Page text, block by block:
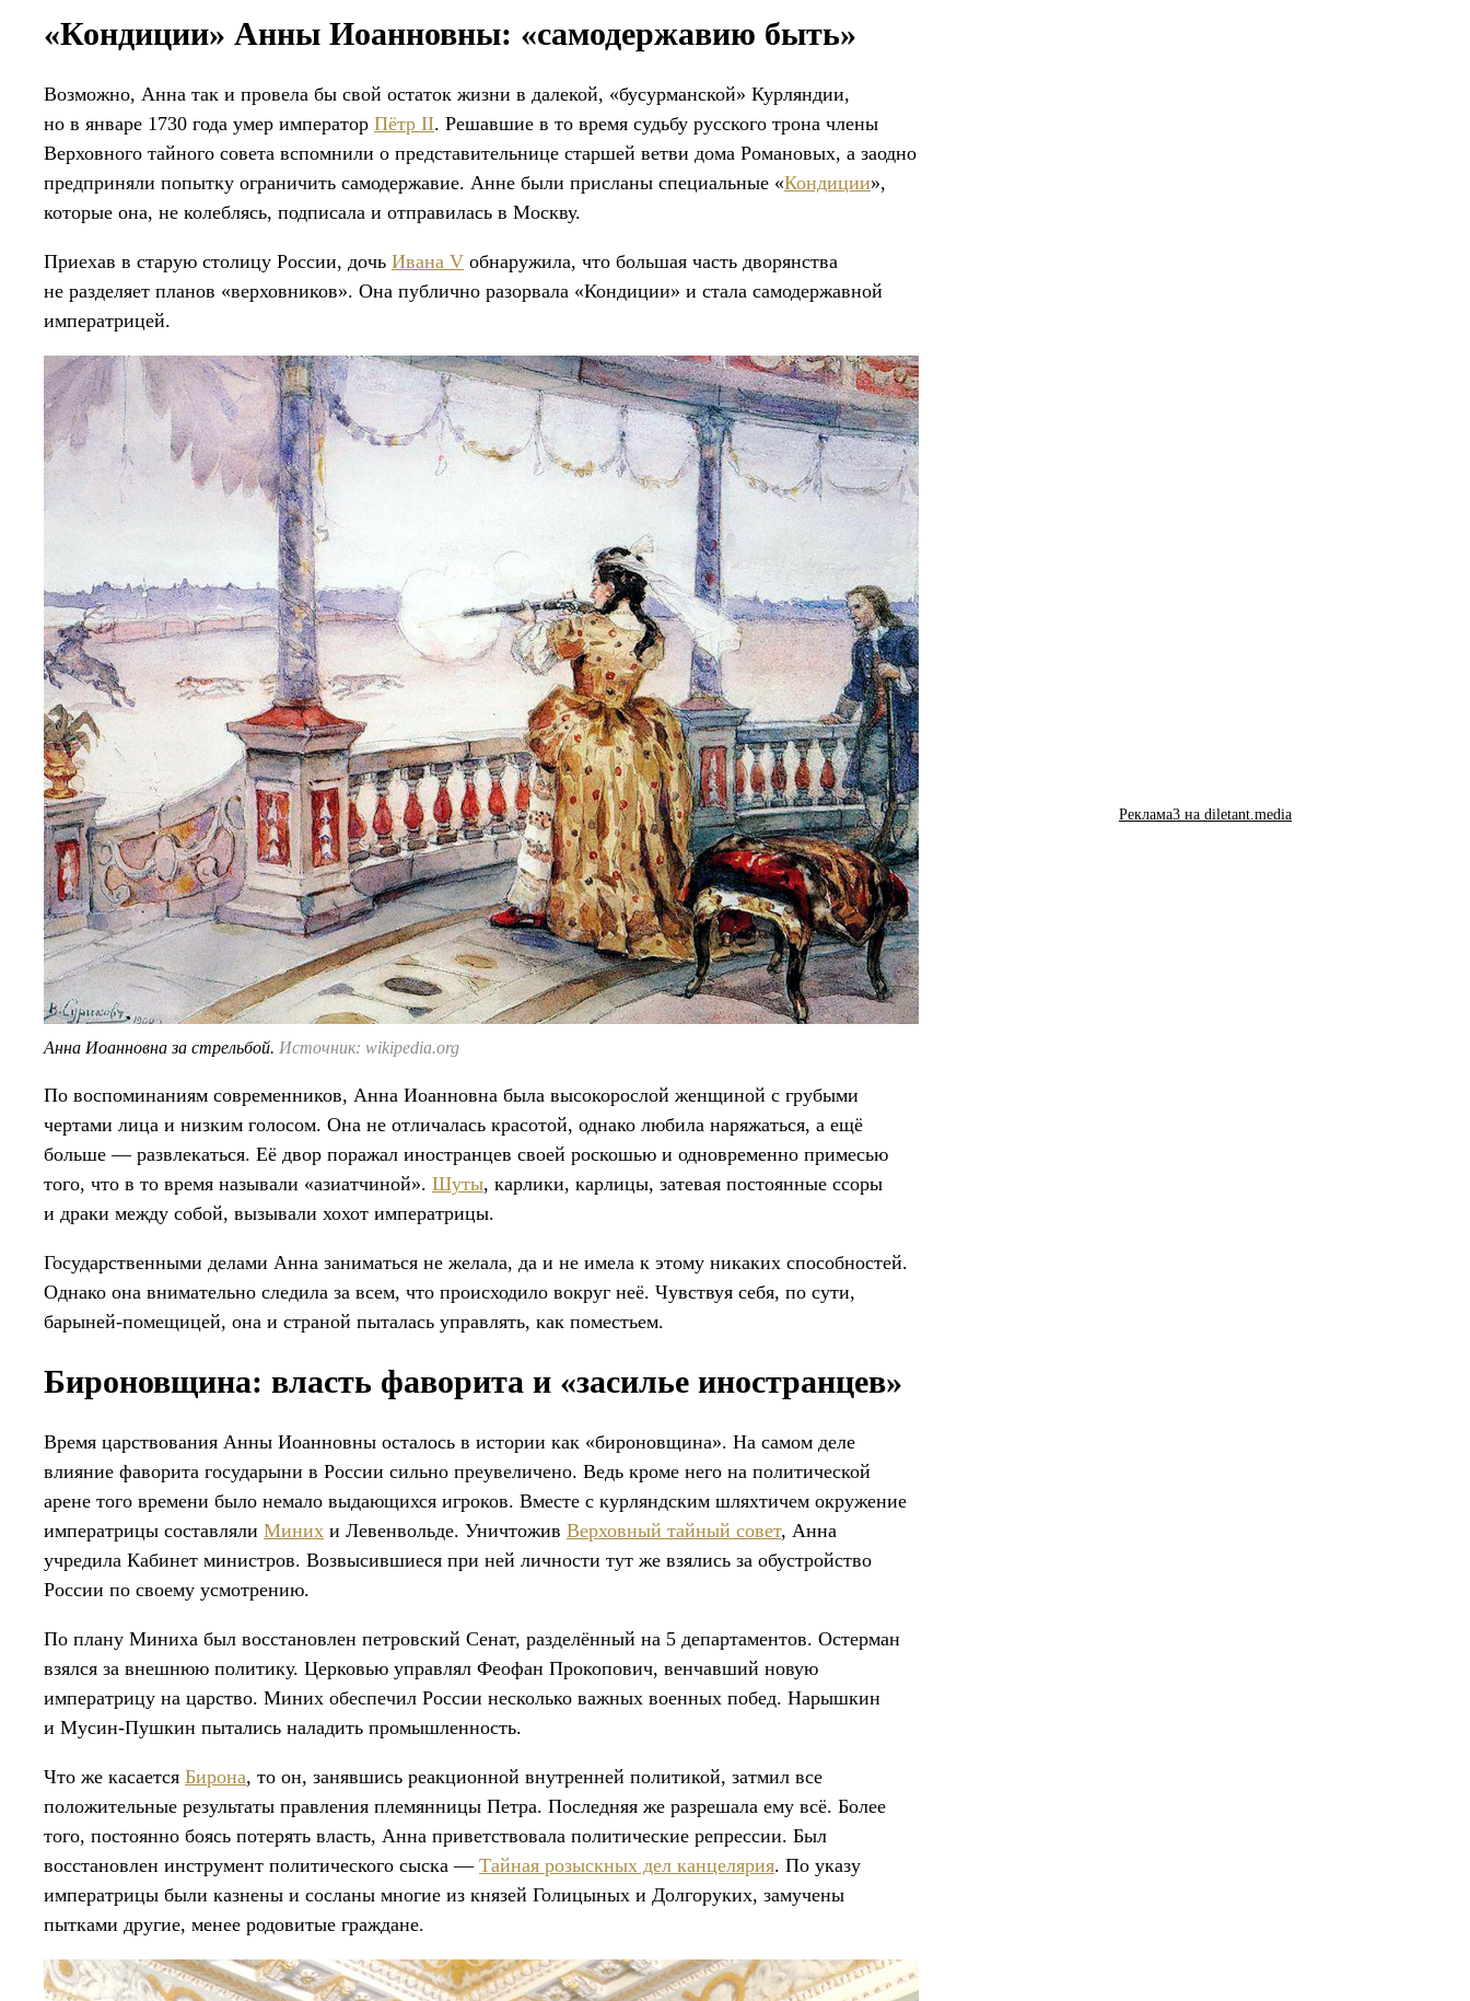
«Кондиции» Анны Иоанновны: «самодержавию быть»
Возможно, Анна так и провела бы свой остаток жизни в далекой, «бусурманской» Курляндии,
но в январе 1730 года умер император Пётр II. Решавшие в то время судьбу русского трона члены
Верховного тайного совета вспомнили о представительнице старшей ветви дома Романовых, а заодно
предприняли попытку ограничить самодержавие. Анне были присланы специальные «Кондиции»,
которые она, не колеблясь, подписала и отправилась в Москву.
Приехав в старую столицу России, дочь Ивана V обнаружила, что большая часть дворянства
не разделяет планов «верховников». Она публично разорвала «Кондиции» и стала самодержавной
императрицей.
Анна Иоанновна за стрельбой. Источник: wikipedia.org
По воспоминаниям современников, Анна Иоанновна была высокорослой женщиной с грубыми
чертами лица и низким голосом. Она не отличалась красотой, однако любила наряжаться, а ещё
больше — развлекаться. Её двор поражал иностранцев своей роскошью и одновременно примесью
того, что в то время называли «азиатчиной». Шуты, карлики, карлицы, затевая постоянные ссоры
и драки между собой, вызывали хохот императрицы.
Государственными делами Анна заниматься не желала, да и не имела к этому никаких способностей.
Однако она внимательно следила за всем, что происходило вокруг неё. Чувствуя себя, по сути,
барыней-помещицей, она и страной пыталась управлять, как поместьем.
Бироновщина: власть фаворита и «засилье иностранцев»
Время царствования Анны Иоанновны осталось в истории как «бироновщина». На самом деле
влияние фаворита государыни в России сильно преувеличено. Ведь кроме него на политической
арене того времени было немало выдающихся игроков. Вместе с курляндским шляхтичем окружение
императрицы составляли Миних и Левенвольде. Уничтожив Верховный тайный совет, Анна
учредила Кабинет министров. Возвысившиеся при ней личности тут же взялись за обустройство
России по своему усмотрению.
По плану Миниха был восстановлен петровский Сенат, разделённый на 5 департаментов. Остерман
взялся за внешнюю политику. Церковью управлял Феофан Прокопович, венчавший новую
императрицу на царство. Миних обеспечил России несколько важных военных побед. Нарышкин
и Мусин-Пушкин пытались наладить промышленность.
Что же касается Бирона, то он, занявшись реакционной внутренней политикой, затмил все
положительные результаты правления племянницы Петра. Последняя же разрешала ему всё. Более
того, постоянно боясь потерять власть, Анна приветствовала политические репрессии. Был
восстановлен инструмент политического сыска — Тайная розыскных дел канцелярия. По указу
императрицы были казнены и сосланы многие из князей Голицыных и Долгоруких, замучены
пытками другие, менее родовитые граждане.
Реклама3 на diletant.media